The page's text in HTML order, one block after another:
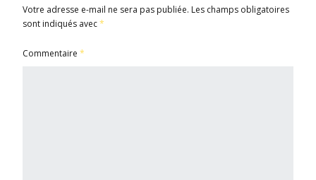
Votre adresse e-mail ne sera pas publiée. Les champs obligatoires
sont indiqués avec*
Commentaire *